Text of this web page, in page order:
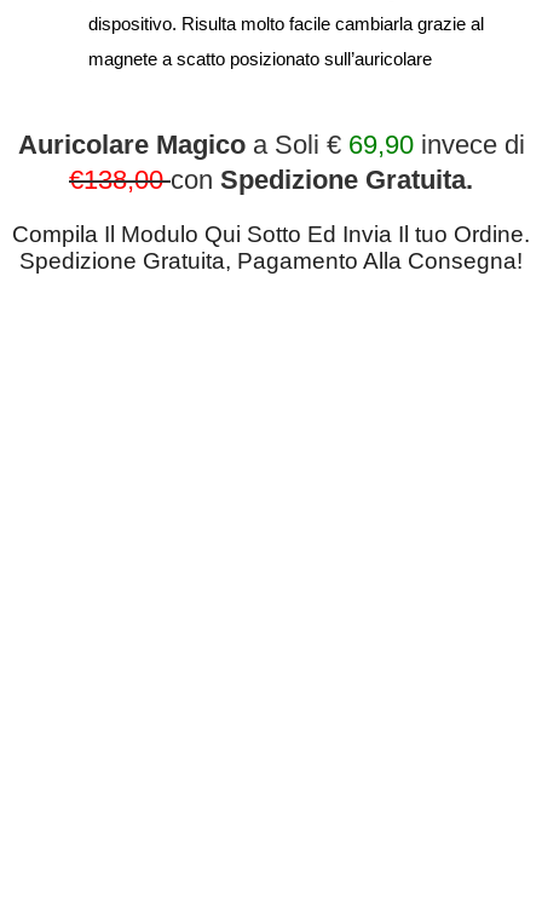
dispositivo. Risulta molto facile cambiarla grazie al
magnete a scatto posizionato sull’auricolare
Auricolare Magicoa Soli €69,90invece di
€138,00 con Spedizione Gratuita.
Compila Il Modulo Qui Sotto Ed Invia Il tuo Ordine.
Spedizione Gratuita, Pagamento Alla Consegna!